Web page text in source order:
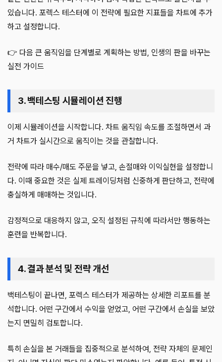
있습니다. 포렉스 테스터에 이 전략에 필요한 지표들을 차트에 추가
하고 설정합니다.
👉 다음 큰 움직임을 단계별로 계획하는 방법, 인생의 판을 바꾸는
실전 가이드
3. 백테스팅 시뮬레이션 진행
이제 시뮬레이션을 시작합니다. 차트 움직임 속도를 조절하면서 과
거 차트가 실시간으로 움직이는 것을 관찰합니다.
전략에 따라 매수/매도 주문을 넣고, 손절매와 이익실현을 설정합니
다. 이때 중요한 것은 실제 트레이딩처럼 신중하게 판단하고, 전략에
충실하게 매매하는 것입니다.
감정적으로 대응하지 않고, 오직 설정된 규칙에 따라서만 행동하는
훈련을 반복합니다.
4. 결과 분석 및 전략 개선
백테스팅이 끝나면, 포렉스 테스터가 제공하는 상세한 리포트를 분
석합니다. 어떤 구간에서 수익을 얻었고, 어떤 구간에서 손실을 보았
는지 면밀히 검토합니다.
특히 손실을 본 거래들을 집중적으로 분석하여, 전략 자체의 문제인